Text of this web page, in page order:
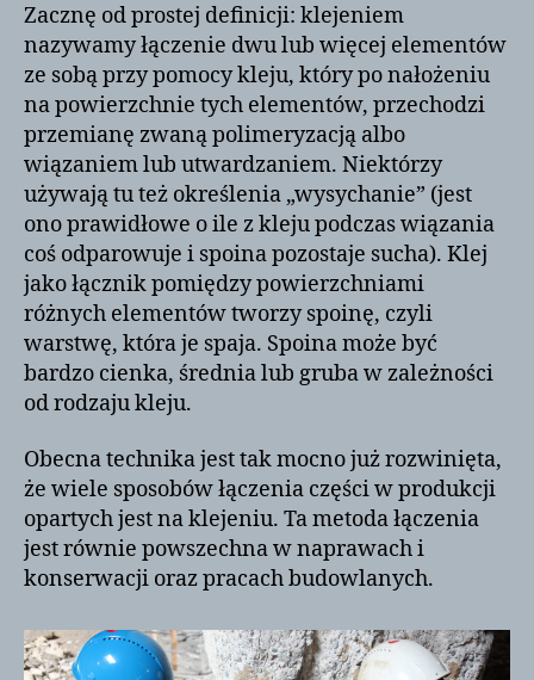
Zacznę od prostej definicji: klejeniem
nazywamy łączenie dwu lub więcej elementów
ze sobą przy pomocy kleju, który po nałożeniu
na powierzchnie tych elementów, przechodzi
przemianę zwaną polimeryzacją albo
wiązaniem lub utwardzaniem. Niektórzy
używają tu też określenia „wysychanie” (jest
ono prawidłowe o ile z kleju podczas wiązania
coś odparowuje i spoina pozostaje sucha). Klej
jako łącznik pomiędzy powierzchniami
różnych elementów tworzy spoinę, czyli
warstwę, która je spaja. Spoina może być
bardzo cienka, średnia lub gruba w zależności
od rodzaju kleju.
Obecna technika jest tak mocno już rozwinięta,
że wiele sposobów łączenia części w produkcji
opartych jest na klejeniu. Ta metoda łączenia
jest równie powszechna w naprawach i
konserwacji oraz pracach budowlanych.